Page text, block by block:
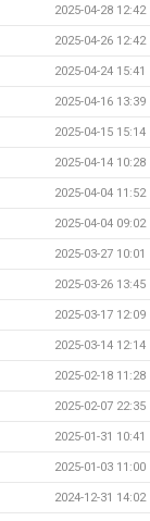
2025-04-28 12:42
2025-04-26 12:42
2025-04-24 15:41
2025-04-16 13:39
2025-04-15 15:14
2025-04-14 10:28
2025-04-04 11:52
2025-04-04 09:02
2025-03-27 10:01
2025-03-26 13:45
2025-03-17 12:09
2025-03-14 12:14
2025-02-18 11:28
2025-02-07 22:35
2025-01-31 10:41
2025-01-03 11:00
2024-12-31 14:02